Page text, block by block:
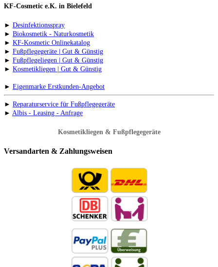
KF-Cosmetic e.K. in Bielefeld
► Desinfektionsspray
► Biokosmetik - Naturkosmetik
► KF-Kosmetic Onlinekatalog
► Fußpflegegeräte | Gut & Günstig
► Fußpflegeliegen | Gut & Günstig
► Kosmetikliegen | Gut & Günstig
► Eigenmarke Erstkunden-Angebot
► Reparaturservice für Fußpflegegeräte
► Albis - Leasing - Anfrage
Kosmetikliegen & Fußpflegegeräte
Versandarten & Zahlungsweisen